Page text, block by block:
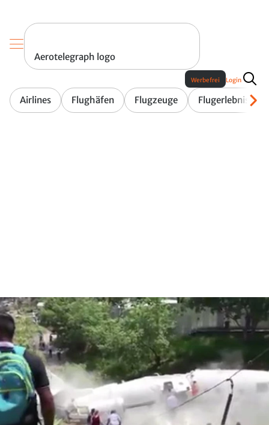
Aerotelegraph logo
Airlines Flughäfen Flugzeuge Flugerlebnis
Werbefrei Login